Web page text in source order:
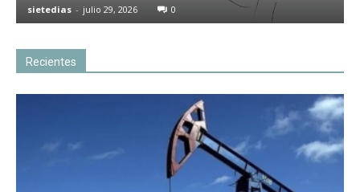
sietedias - julio 29, 2026 0
Recientes